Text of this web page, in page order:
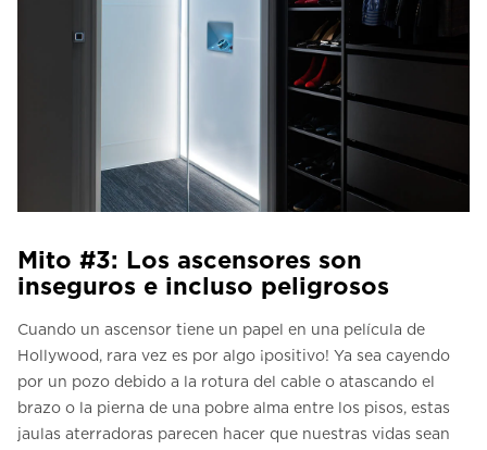
Mito #3: Los ascensores son
inseguros e incluso peligrosos
Cuando un ascensor tiene un papel en una película de
Hollywood, rara vez es por algo ¡positivo! Ya sea cayendo
por un pozo debido a la rotura del cable o atascando el
brazo o la pierna de una pobre alma entre los pisos, estas
jaulas aterradoras parecen hacer que nuestras vidas sean